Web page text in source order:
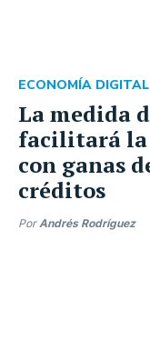
La medida
facilitará la
con ganas
créditos
ECONOMÍA
PorAndrés Rodríguez